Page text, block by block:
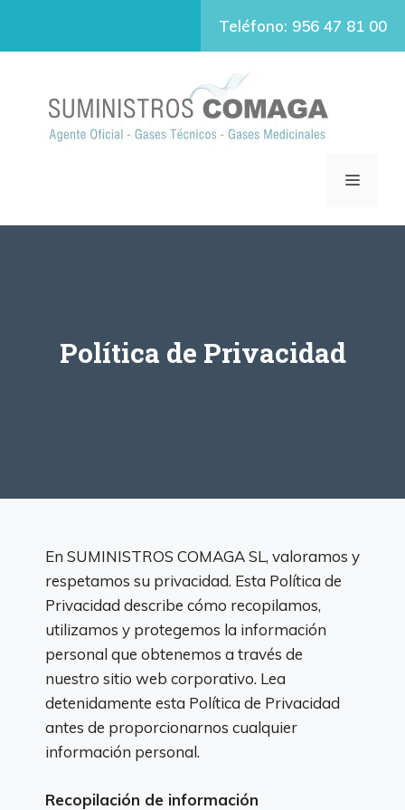
Teléfono: 956 47 81 00
MENÚ
Política de Privacidad
En SUMINISTROS COMAGA SL, valoramos y
respetamos su privacidad. Esta Política de
Privacidad describe cómo recopilamos,
utilizamos y protegemos la información
personal que obtenemos a través de
nuestro sitio web corporativo. Lea
detenidamente esta Política de Privacidad
antes de proporcionarnos cualquier
información personal.
Recopilación de información